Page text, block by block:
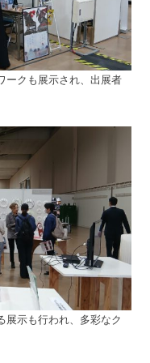
ークも展示され、出展者
展示も行われ、多彩なク